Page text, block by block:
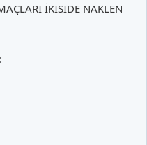
İKİSİDE NAKLEN